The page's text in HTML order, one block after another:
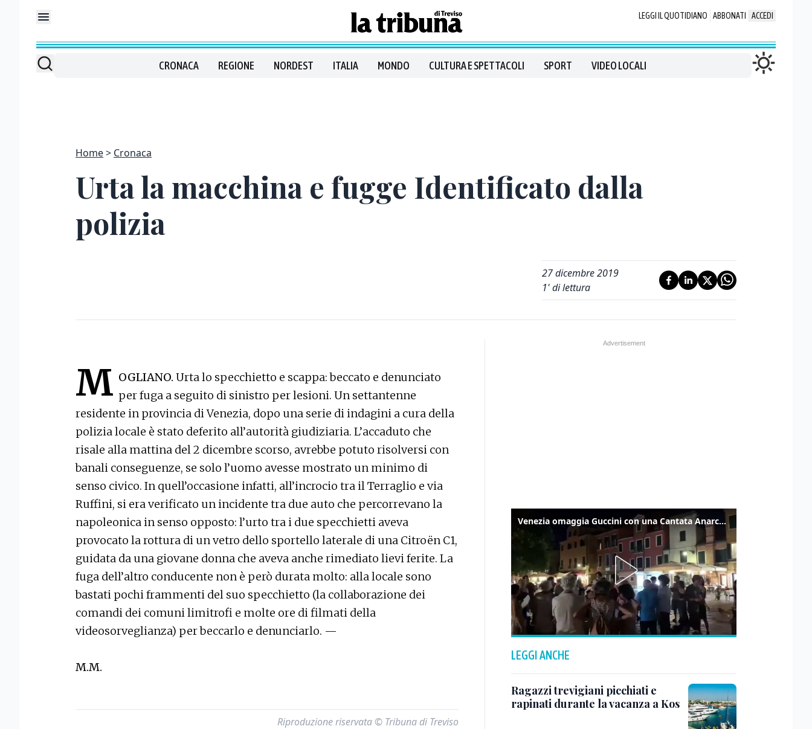
LEGGI IL QUOTIDIANO ABBONATI ACCEDI
CRONACA REGIONE NORDEST ITALIA MONDO CULTURA E SPETTACOLI SPORT VIDEO LOCALI
Home Cronaca
Urta la macchina e fugge Identificato dalla
polizia
27 dicembre 2019
1' di lettura
M OGLIANO. Urta lo specchietto e scappa: beccato e denunciato
per fuga a seguito di sinistro per lesioni. Un settantenne
residente in provincia di Venezia, dopo una serie di indagini a cura della
polizia locale è stato deferito all’autorità giudiziaria. L’accaduto che
risale alla mattina del 2 dicembre scorso, avrebbe potuto risolversi con
banali conseguenze, se solo l’uomo avesse mostrato un minimo di
senso civico. In quell’occasione infatti, all’incrocio tra il Terraglio e via
Ruffini, si era verificato un incidente tra due auto che percorrevano la
napoleonica in senso opposto: l’urto tra i due specchietti aveva
provocato la rottura di un vetro dello sportello laterale di una Citroën C1,
guidata da una giovane donna che aveva anche rimediato lievi ferite. La
fuga dell’altro conducente non è però durata molto: alla locale sono
bastati pochi frammenti del suo specchietto (la collaborazione dei
comandi dei comuni limitrofi e molte ore di filmati della
videosorveglianza) per beccarlo e denunciarlo. —
M.M.
Riproduzione riservata © Tribuna di Treviso
Venezia omaggia Guccini con una Cantata Anarchica in campo Santa Margherita
LEGGI ANCHE
Ragazzi trevigiani picchiati e
rapinati durante la vacanza a Kos